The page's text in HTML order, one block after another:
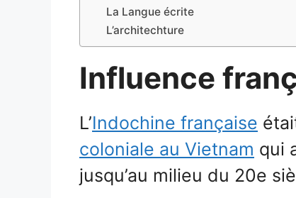
La Langue écrite
L’architechture
Influence
L’Indochine française
coloniale au Vietnam qui
jusqu’au milieu du 20e